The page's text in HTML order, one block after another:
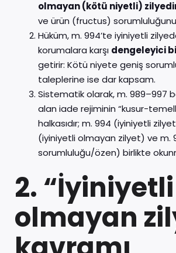
olmayan (kötü niyetli)
ve ürün (fructus) sorumluluğunu
Hüküm, m. 994’te iyiniyetli
korumalara karşı dengeleyici
getirir: Kötü niyete geniş
taleplerine ise dar kapsam.
Sistematik olarak, m. 989–997
alan iade rejiminin “kusur-temelli
halkasıdır; m. 994 (iyiniyetli
(iyiniyetli olmayan zilyet) ve m.
sorumluluğu/özen) birlikte
2. “İyiniyetli
olmayan